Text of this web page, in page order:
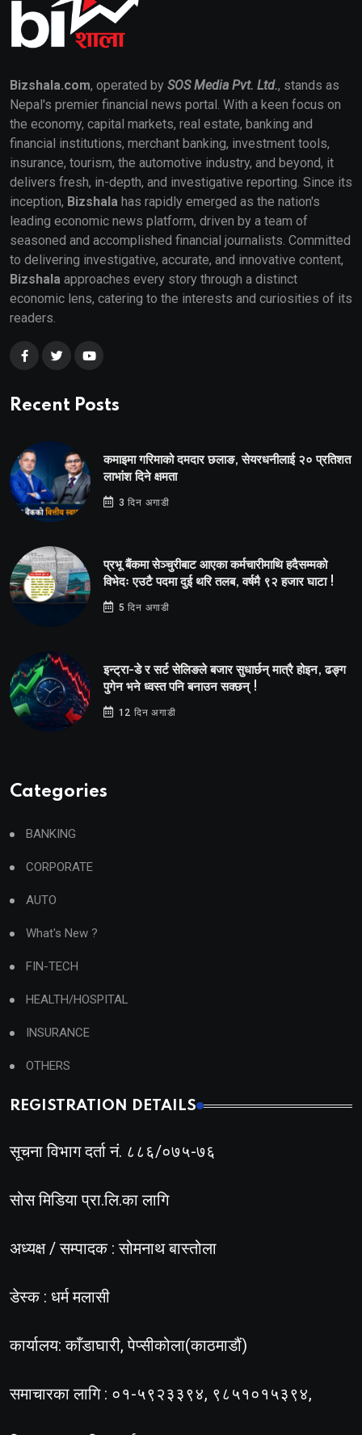
Bizshala.com, operated by SOS Media Pvt. Ltd., stands as
Nepal's premier financial news portal. With a keen focus on
the economy, capital markets, real estate, banking and
financial institutions, merchant banking, investment tools,
insurance, tourism, the automotive industry, and beyond, it
delivers fresh, in-depth, and investigative reporting. Since its
inception, Bizshala has rapidly emerged as the nation's
leading economic news platform, driven by a team of
seasoned and accomplished financial journalists. Committed
to delivering investigative, accurate, and innovative content,
Bizshala approaches every story through a distinct
economic lens, catering to the interests and curiosities of its
readers.
Recent Posts
कमाइमा गरिमाको दमदार छलाङ, सेयरधनीलाई २० प्रतिशत
लाभांश दिने क्षमता
3 दिन अगाडी
प्रभू बैंकमा सेञ्चुरीबाट आएका कर्मचारीमाथि हदैसम्मको
विभेदः एउटै पदमा दुई थरि तलब, वर्षमै ९२ हजार घाटा !
5 दिन अगाडी
इन्ट्रा-डे र सर्ट सेलिङले बजार सुधार्छन् मात्रै होइन, ढङ्ग
पुगेन भने ध्वस्त पनि बनाउन सक्छन् !
12 दिन अगाडी
Categories
BANKING
CORPORATE
AUTO
What's New ?
FIN-TECH
HEALTH/HOSPITAL
INSURANCE
OTHERS
REGISTRATION DETAILS
सूचना विभाग दर्ता नं. ८८६/०७५-७६
सोस मिडिया प्रा.लि.का लागि
अध्यक्ष / सम्पादक : सोमनाथ बास्तोला
डेस्क : धर्म मलासी
कार्यालय: काँडाघारी, पेप्सीकोला(काठमाडौं)
समाचारका लागि : ०१-५९२३३९४, ९८५१०१५३९४,